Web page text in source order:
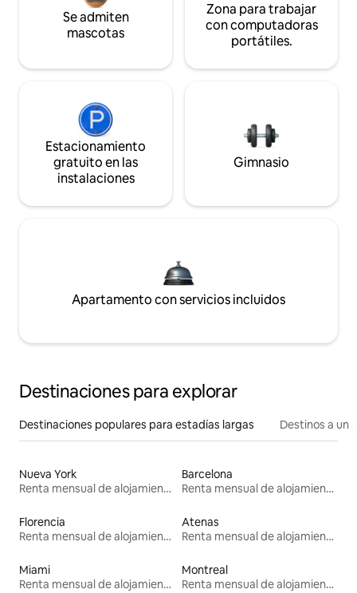
Se admiten
mascotas
Zona para trabajar
con computadoras
portátiles.
Estacionamiento
gratuito en las
instalaciones
Gimnasio
Apartamento con servicios incluidos
Destinaciones para explorar
Destinaciones populares para estadías largas Destinos a un
Nueva York
Renta mensual de alojamientos
Barcelona
Renta mensual de alojamientos
Florencia
Renta mensual de alojamientos
Atenas
Renta mensual de alojamientos
Miami
Renta mensual de alojamientos
Montreal
Renta mensual de alojamientos